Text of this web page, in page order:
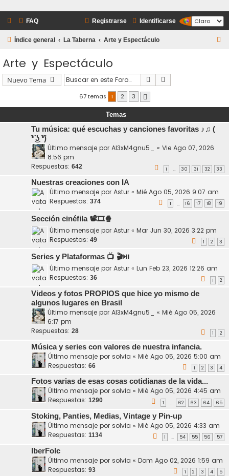
FAQ Identificarse
Registrarse
Índice general La Taberna Arte y Espectáculo
r
Arte y Espectáculo
Nuevo Tema Buscar
67 temas 1 2 3
Temas
Tu música: qué escuchas y canciones favoritas ♪♫ (
͡❛ ͜ʖ ͡❛)
Último mensaje por Al3xM4gnu5_ « Vie Ago 07, 2026
8:56 pm
Respuestas: 642 1 … 30 31 32 33
Nuestras creaciones con IA
Último mensaje por Astur « Mié Ago 05, 2026 9:07 am
Respuestas: 374 1 … 16 17 18 19
Sección cinéfila 📽️🎞️🍿
Último mensaje por Astur « Mar Jun 30, 2026 3:22 pm
Respuestas: 49 1 2 3
Series y Plataformas 📺 🎬⏯️
Último mensaje por Astur « Lun Feb 23, 2026 12:26 am
Respuestas: 36 1 2
Videos y fotos PROPIOS que hice yo mismo de
algunos lugares en Brasil
Último mensaje por Al3xM4gnu5_ « Mié Ago 05, 2026
6:17 pm
Respuestas: 28 1 2
Música y series con valores de nuestra infancia.
Último mensaje por solvia « Mié Ago 05, 2026 5:00 am
Respuestas: 66 1 2 3 4
Fotos varias de esas cosas cotidianas de la vida...
Último mensaje por solvia « Mié Ago 05, 2026 4:45 am
Respuestas: 1290 1 … 62 63 64 65
Stoking, Panties, Medias, Vintage y Pin-up
Último mensaje por solvia « Mié Ago 05, 2026 4:33 am
Respuestas: 1134 1 … 54 55 56 57
IberFolc
Último mensaje por solvia « Dom Ago 02, 2026 1:59 am
Respuestas: 93 1 2 3 4 5